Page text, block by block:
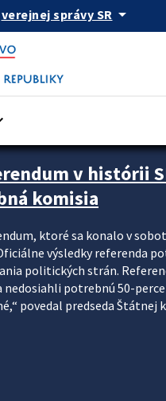
verejnej správy SR arrow_drop_down
upútavok
v histórii
komisia
ktoré sa konalo v
výsledky referenda
politických strán.
nedosiahli potrebnú 50-
povedal predseda